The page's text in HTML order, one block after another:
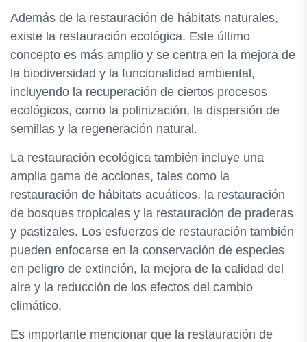
Además de la restauración de hábitats naturales,
existe la restauración ecológica. Este último
concepto es más amplio y se centra en la mejora de
la biodiversidad y la funcionalidad ambiental,
incluyendo la recuperación de ciertos procesos
ecológicos, como la polinización, la dispersión de
semillas y la regeneración natural.
La restauración ecológica también incluye una
amplia gama de acciones, tales como la
restauración de hábitats acuáticos, la restauración
de bosques tropicales y la restauración de praderas
y pastizales. Los esfuerzos de restauración también
pueden enfocarse en la conservación de especies
en peligro de extinción, la mejora de la calidad del
aire y la reducción de los efectos del cambio
climático.
Es importante mencionar que la restauración de